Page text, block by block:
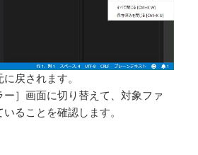
戻されます。
ー］画面に切り替えて、対象ファ
ることを確認します。